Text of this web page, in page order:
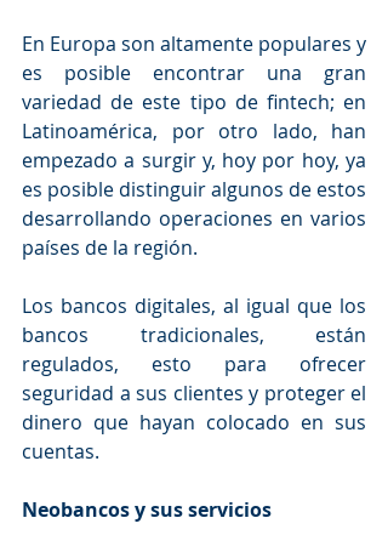
En Europa son altamente populares y
es posible encontrar una gran
variedad de este tipo de fintech; en
Latinoamérica, por otro lado, han
empezado a surgir y, hoy por hoy, ya
es posible distinguir algunos de estos
desarrollando operaciones en varios
países de la región.
Los bancos digitales, al igual que los
bancos tradicionales, están
regulados, esto para ofrecer
seguridad a sus clientes y proteger el
dinero que hayan colocado en sus
cuentas.
Neobancos y sus servicios